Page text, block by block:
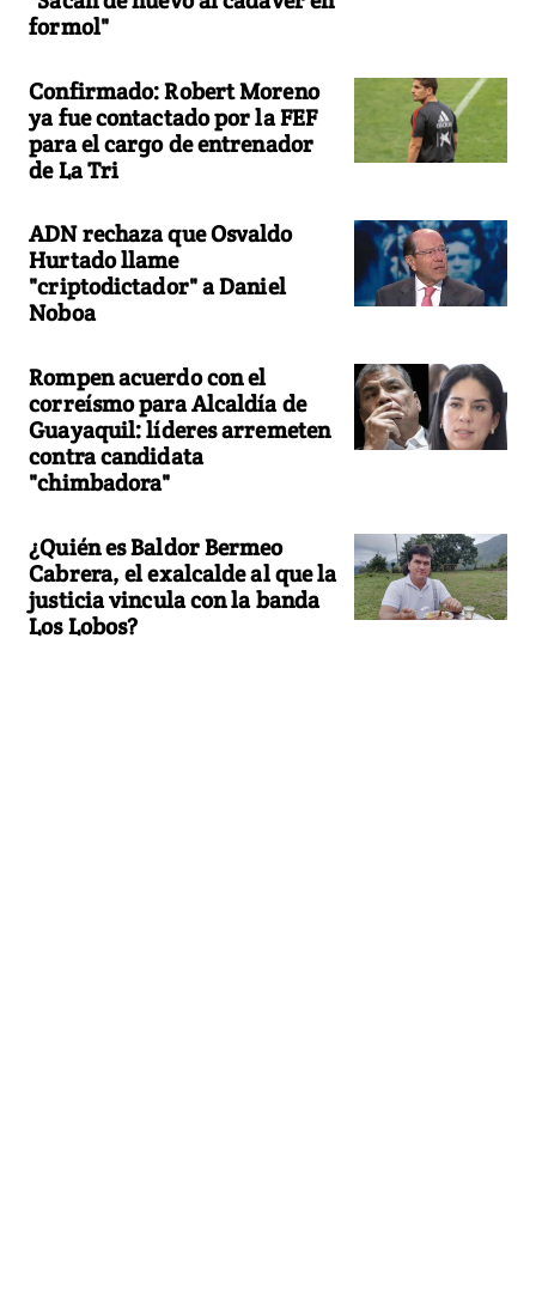
formol"
Confirmado: Robert Moreno
ya fue contactado por la FEF
para el cargo de entrenador
de La Tri
ADN rechaza que Osvaldo
Hurtado llame
"criptodictador" a Daniel
Noboa
Rompen acuerdo con el
correísmo para Alcaldía de
Guayaquil: líderes arremeten
contra candidata
"chimbadora"
¿Quién es Baldor Bermeo
Cabrera, el exalcalde al que la
justicia vincula con la banda
Los Lobos?